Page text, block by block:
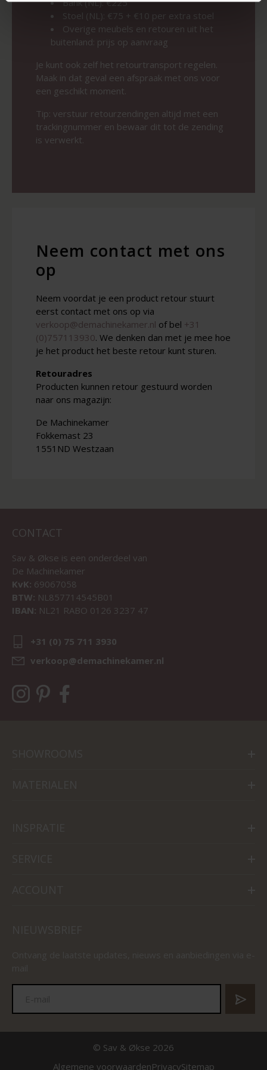
Bank (NL): €225
Stoel (NL): €75 + €10 per extra stoel
Overige meubels en retouren uit het
buitenland: prijs op aanvraag
Je kunt ook zelf het retourtransport regelen.
Maak in dat geval een afspraak met ons voor
een geschikt moment.
Tip: verstuur retourzendingen altijd met een
trackingnummer en bewaar dit tot de zending
is verwerkt.
Neem contact met ons
op
Neem voordat je een product retour stuurt
eerst contact met ons op via
verkoop@demachinekamer.nl of bel +31
(0)757113930. We denken dan met je mee hoe
je het product het beste retour kunt sturen.
Retouradres
Producten kunnen retour gestuurd worden
naar ons magazijn:
De Machinekamer
Fokkemast 23
1551ND Westzaan
CONTACT
Sav & Økse is een onderdeel van
De Machinekamer
KvK: 69067058
BTW: NL857714545B01
IBAN: NL21 RABO 0126 3237 47
+31 (0) 75 711 3930
verkoop@demachinekamer.nl
© Sav & Økse 2026
Algemene voorwaardenPrivacySitemap